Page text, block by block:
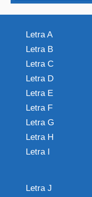
Letra A
Letra B
Letra C
Letra D
Letra E
Letra F
Letra G
Letra H
Letra I
Letra J